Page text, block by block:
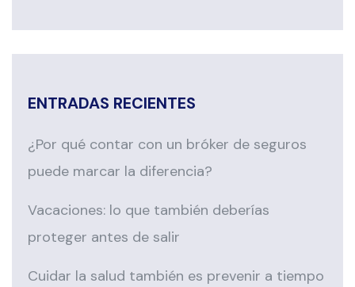
ENTRADAS RECIENTES
¿Por qué contar con un bróker de seguros
puede marcar la diferencia?
Vacaciones: lo que también deberías
proteger antes de salir
Cuidar la salud también es prevenir a tiempo